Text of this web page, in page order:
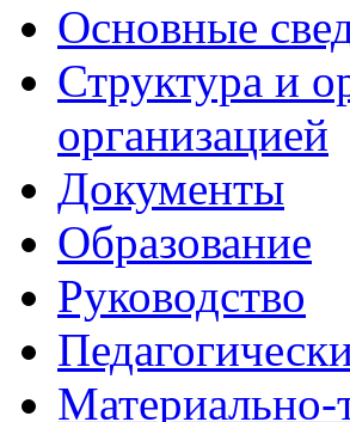
Основные
Структура и
организацией
Документы
Образование
Руководство
Материально-